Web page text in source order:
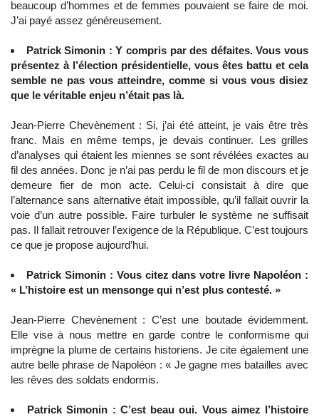
beaucoup d’hommes et de femmes pouvaient se faire de moi.
J’ai payé assez généreusement.
Patrick Simonin : Y compris par des défaites. Vous vous
présentez à l’élection présidentielle, vous êtes battu et cela
semble ne pas vous atteindre, comme si vous vous disiez
que le véritable enjeu n’était pas là.
Jean-Pierre Chevènement : Si, j’ai été atteint, je vais être très
franc. Mais en même temps, je devais continuer. Les grilles
d’analyses qui étaient les miennes se sont révélées exactes au
fil des années. Donc je n’ai pas perdu le fil de mon discours et je
demeure fier de mon acte. Celui-ci consistait à dire que
l’alternance sans alternative était impossible, qu’il fallait ouvrir la
voie d’un autre possible. Faire turbuler le système ne suffisait
pas. Il fallait retrouver l’exigence de la République. C’est toujours
ce que je propose aujourd’hui.
Patrick Simonin : Vous citez dans votre livre Napoléon :
« L’histoire est un mensonge qui n’est plus contesté. »
Jean-Pierre Chevènement : C’est une boutade évidemment.
Elle vise à nous mettre en garde contre le conformisme qui
imprègne la plume de certains historiens. Je cite également une
autre belle phrase de Napoléon : « Je gagne mes batailles avec
les rêves des soldats endormis.
Patrick Simonin : C’est beau oui. Vous aimez l’histoire